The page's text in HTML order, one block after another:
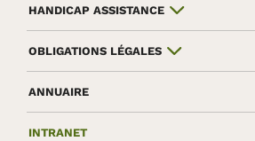
HANDICAP ASSISTANCE
OBLIGATIONS LÉGALES
ANNUAIRE
INTRANET